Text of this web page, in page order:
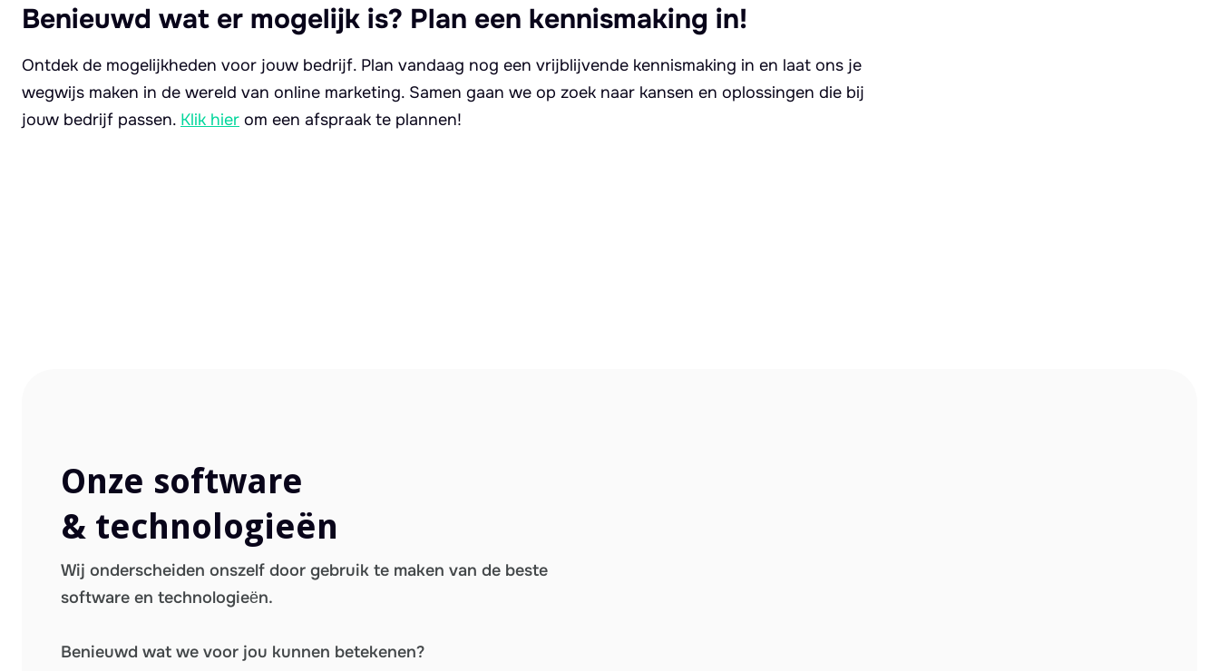
Benieuwd wat er mogelijk is? Plan een kennismaking in!
Ontdek de mogelijkheden voor jouw bedrijf. Plan vandaag nog een vrijblijvende kennismaking in en laat ons je
wegwijs maken in de wereld van online marketing. Samen gaan we op zoek naar kansen en oplossingen die bij
jouw bedrijf passen. Klik hier om een afspraak te plannen!
Onze software
& technologieën
Wij onderscheiden onszelf door gebruik te maken van de beste
software en technologieën.
Benieuwd wat we voor jou kunnen betekenen?